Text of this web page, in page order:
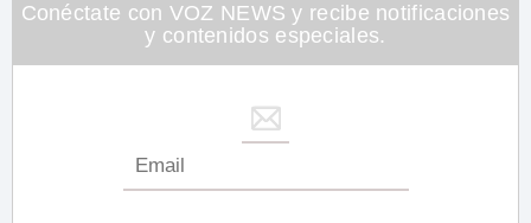
Conéctate con VOZ NEWS y recibe notificaciones
y contenidos especiales.